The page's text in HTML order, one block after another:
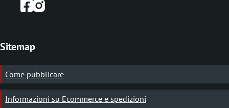
Sitemap
Come pubblicare
Informazioni su Ecommerce e spedizioni